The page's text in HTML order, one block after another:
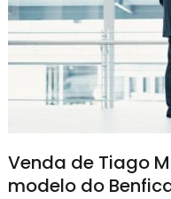
Venda de Tiago
modelo do